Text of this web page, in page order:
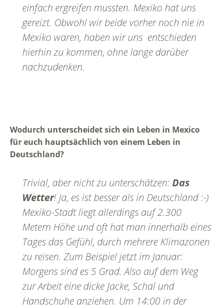
einfach ergreifen mussten. Mexiko hat uns
gereizt. Obwohl wir beide vorher noch nie in
Mexiko waren, haben wir uns entschieden
hierhin zu kommen, ohne lange darüber
nachzudenken.
Wodurch unterscheidet sich ein Leben in Mexico
für euch hauptsächlich von einem Leben in
Deutschland?
Trivial, aber nicht zu unterschätzen: Das
Wetter! Ja, es ist besser als in Deutschland :-)
Mexiko-Stadt liegt allerdings auf 2.300
Metern Höhe und oft hat man innerhalb eines
Tages das Gefühl, durch mehrere Klimazonen
zu reisen. Zum Beispiel jetzt im Januar:
Morgens sind es 5 Grad. Also auf dem Weg
zur Arbeit eine dicke Jacke, Schal und
Handschuhe anziehen. Um 14:00 in der